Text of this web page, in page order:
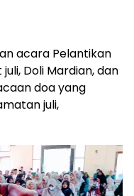
acara Pelantikan
Doli Mardian, dan
doa yang
juli,